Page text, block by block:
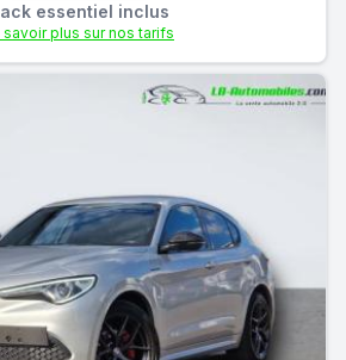
essentiel inclus
savoir plus sur nos tarifs